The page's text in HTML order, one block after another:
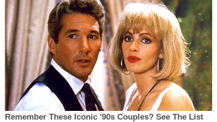
Remember These Iconic '90s Couples? See The List